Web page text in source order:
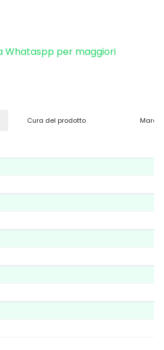
Whataspp per maggiori
Cura del prodotto